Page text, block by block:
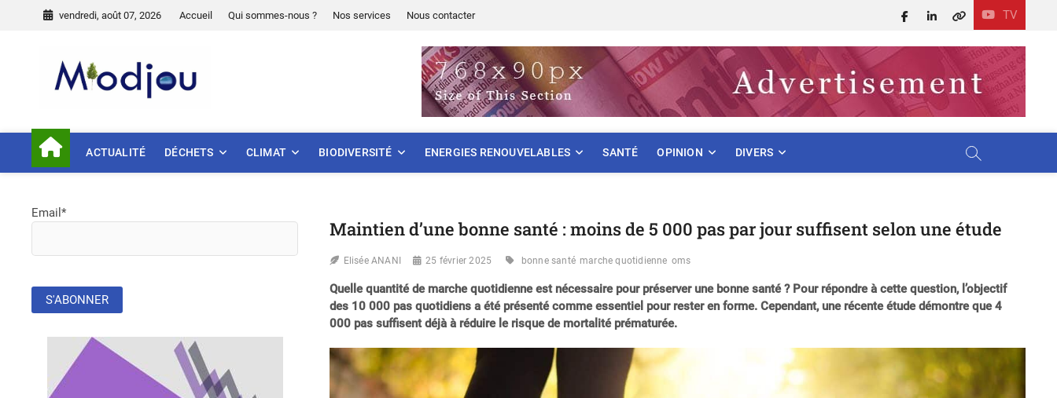
vendredi, août 07, 2026 Accueil Qui sommes-nous ? Nos services Nous contacter TV
Facebook
LinkedIn
X
ACTUALITÉ DÉCHETS CLIMAT BIODIVERSITÉ ENERGIES RENOUVELABLES SANTÉ OPINION DIVERS
Maintien d’une bonne santé : moins de 5 000 pas par jour suffisent selon une étude
Elisée ANANI 25 février 2025 bonne santé marche quotidienne oms
Quelle quantité de marche quotidienne est nécessaire pour préserver une bonne santé ? Pour répondre à cette question, l’objectif
des 10 000 pas quotidiens a été présenté comme essentiel pour rester en forme. Cependant, une récente étude démontre que 4
000 pas suffisent déjà à réduire le risque de mortalité prématurée.
Email*